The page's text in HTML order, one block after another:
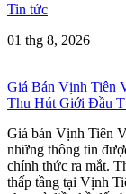
Tin tức
01 thg 8, 2026
Giá Bán Vịnh Tiên
Thu Hút Giới Đầu
Giá bán Vịnh Tiên
những thông tin
chính thức ra mắt.
thấp tầng tại Vịnh